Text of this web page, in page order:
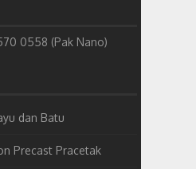
0558 (Pak Nano)
dan Batu
Precast Pracetak